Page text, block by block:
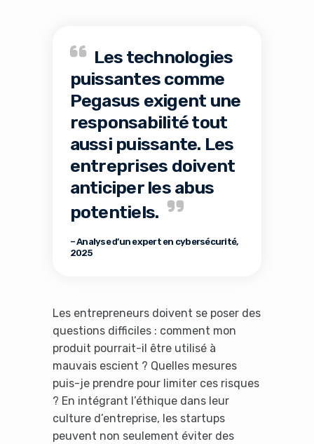
Les technologies
puissantes comme
Pegasus exigent une
responsabilité tout
aussi puissante. Les
entreprises doivent
anticiper les abus
potentiels.
– Analyse d’un expert en cybersécurité,
2025
Les entrepreneurs doivent se poser des
questions difficiles : comment mon
produit pourrait-il être utilisé à
mauvais escient ? Quelles mesures
puis-je prendre pour limiter ces risques
? En intégrant l’éthique dans leur
culture d’entreprise, les startups
peuvent non seulement éviter des